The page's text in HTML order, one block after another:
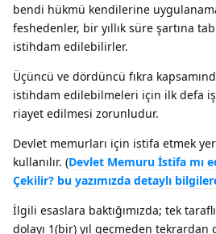
bendi hükmü kendilerine
feshedenler, bir yıllık süre şartına
istihdam edilebilirler.
Üçüncü ve dördüncü fıkra
istihdam edilebilmeleri için ilk defa
riayet edilmesi zorunludur.
Devlet memurları için istifa etmek
kullanılır. (Devlet Memuru İstifa mı
Çekilir? bu yazımızda detaylı
İlgili esaslara baktığımızda; tek
dolayı 1(bir) yıl geçmeden tekrardan